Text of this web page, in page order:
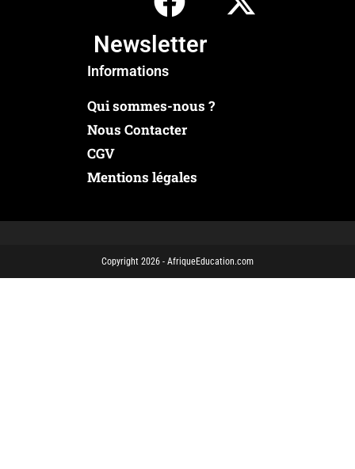
Newsletter
Informations
Qui sommes-nous ?
Nous Contacter
CGV
Mentions légales
Copyright 2026 - AfriqueEducation.com